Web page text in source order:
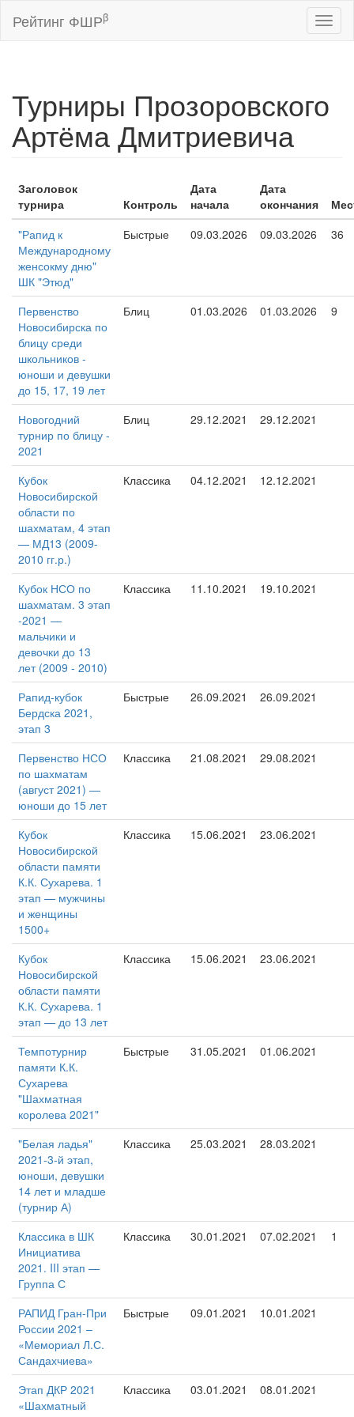
Рейтинг ФШРβ
Турниры Прозоровского
Артёма Дмитриевича
Заголовок
турнира
Контроль
Дата
начала
Дата
окончания
"Рапид к
Международному
женсокму дню"
ШК "Этюд"
Быстрые 09.03.2026 09.03.2026 36
Первенство
Новосибирска по
блицу среди
школьников -
юноши и девушки
до 15, 17, 19 лет
Блиц 01.03.2026 01.03.2026 9
Новогодний
турнир по блицу -
2021
Блиц 29.12.2021 29.12.2021
Кубок
Новосибирской
области по
шахматам, 4 этап
— МД13 (2009-
2010 гг.р.)
Классика 04.12.2021 12.12.2021
Кубок НСО по
шахматам. 3 этап
-2021 —
мальчики и
девочки до 13
лет (2009 - 2010)
Классика 11.10.2021 19.10.2021
Рапид-кубок
Бердска 2021,
этап 3
Быстрые 26.09.2021 26.09.2021
Первенство НСО
по шахматам
(август 2021) —
юноши до 15 лет
Классика 21.08.2021 29.08.2021
Кубок
Новосибирской
области памяти
К.К. Сухарева. 1
этап — мужчины
и женщины
1500+
Классика 15.06.2021 23.06.2021
Кубок
Новосибирской
области памяти
К.К. Сухарева. 1
этап — до 13 лет
Классика 15.06.2021 23.06.2021
Темпотурнир
памяти К.К.
Сухарева
"Шахматная
королева 2021"
Быстрые 31.05.2021 01.06.2021
"Белая ладья"
2021-3-й этап,
юноши, девушки
14 лет и младше
(турнир А)
Классика 25.03.2021 28.03.2021
Классика в ШК
Инициатива
2021. III этап —
Группа С
Классика 30.01.2021 07.02.2021 1
РАПИД Гран-При
России 2021 –
«Мемориал Л.С.
Сандахчиева»
Быстрые 09.01.2021 10.01.2021
Этап ДКР 2021
«Шахматный
Классика 03.01.2021 08.01.2021